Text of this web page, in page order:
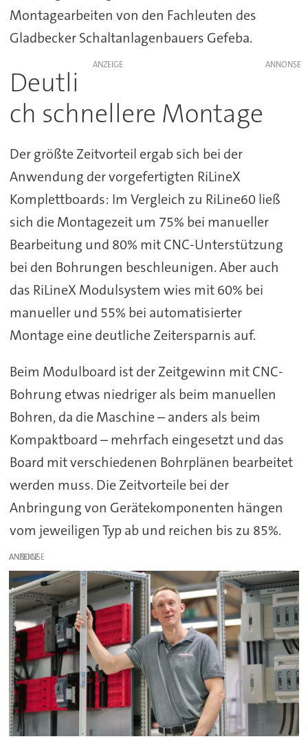
Montagearbeiten von den Fachleuten des
Gladbecker Schaltanlagenbauers Gefeba.
ANZEIGE
Deutli
ch schnellere Montage
Der größte Zeitvorteil ergab sich bei der
Anwendung der vorgefertigten RiLineX
Komplettboards: Im Vergleich zu RiLine60 ließ
sich die Montagezeit um 75% bei manueller
Bearbeitung und 80% mit CNC-Unterstützung
bei den Bohrungen beschleunigen. Aber auch
das RiLineX Modulsystem wies mit 60% bei
manueller und 55% bei automatisierter
Montage eine deutliche Zeitersparnis auf.
Beim Modulboard ist der Zeitgewinn mit CNC-
Bohrung etwas niedriger als beim manuellen
Bohren, da die Maschine – anders als beim
Kompaktboard – mehrfach eingesetzt und das
Board mit verschiedenen Bohrplänen bearbeitet
werden muss. Die Zeitvorteile bei der
Anbringung von Gerätekomponenten hängen
vom jeweiligen Typ ab und reichen bis zu 85%.
ANZEIGE